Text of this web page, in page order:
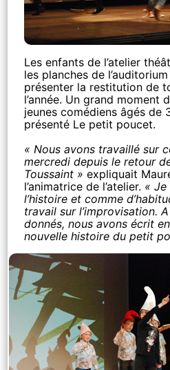
Les enfants de l’atelier
les planches de
présenter la restitution de
l’année. Un grand moment
jeunes comédiens âgés de
présenté Le petit poucet.
« Nous avons travaillé sur
mercredi depuis le retour
Toussaint » expliquait
l’animatrice de l’atelier. «
l’histoire et comme
travail sur l’improvisation.
donnés, nous avons écrit
nouvelle histoire du petit